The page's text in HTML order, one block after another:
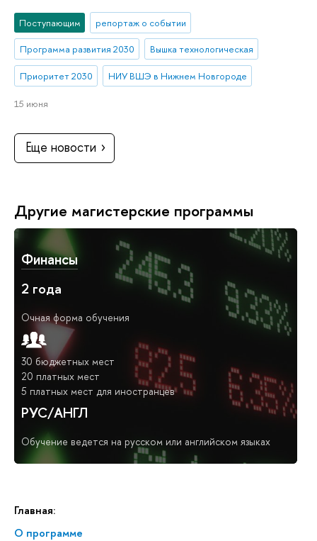
Главная:
О программе
Поступающим репортаж о событии
Программа развития 2030 Вышка технологическая
Приоритет 2030 НИУ ВШЭ в Нижнем Новгороде
15 июня
Еще новости
Другие магистерские программы
Финансы
2 года
Очная форма обучения
30 бюджетных мест
20 платных мест
5 платных мест для иностранцев
РУС/АНГЛ
Обучение ведется на русском или английском языках